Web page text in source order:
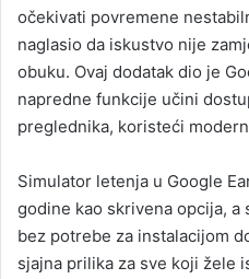
očekivati povremene
naglasio da iskustvo nije
obuku. Ovaj dodatak dio je
napredne funkcije učini
preglednika, koristeći
Simulator letenja u Google
godine kao skrivena opcija,
bez potrebe za instalacijom
sjajna prilika za sve koji žele